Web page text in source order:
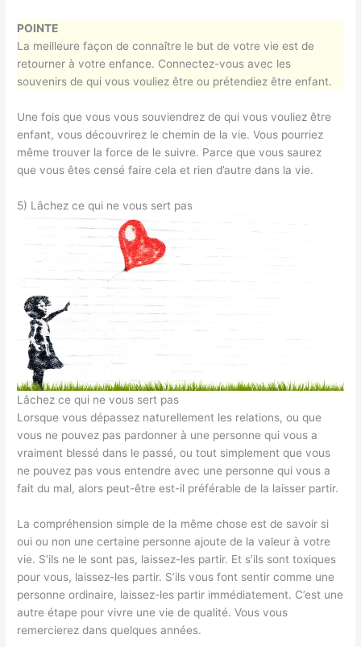
POINTE
La meilleure façon de connaître le but de votre vie est de
retourner à votre enfance. Connectez-vous avec les
souvenirs de qui vous vouliez être ou prétendiez être enfant.
Une fois que vous vous souviendrez de qui vous vouliez être
enfant, vous découvrirez le chemin de la vie. Vous pourriez
même trouver la force de le suivre. Parce que vous saurez
que vous êtes censé faire cela et rien d’autre dans la vie.
5) Lâchez ce qui ne vous sert pas
Lâchez ce qui ne vous sert pas
Lorsque vous dépassez naturellement les relations, ou que
vous ne pouvez pas pardonner à une personne qui vous a
vraiment blessé dans le passé, ou tout simplement que vous
ne pouvez pas vous entendre avec une personne qui vous a
fait du mal, alors peut-être est-il préférable de la laisser partir.
La compréhension simple de la même chose est de savoir si
oui ou non une certaine personne ajoute de la valeur à votre
vie. S’ils ne le sont pas, laissez-les partir. Et s’ils sont toxiques
pour vous, laissez-les partir. S’ils vous font sentir comme une
personne ordinaire, laissez-les partir immédiatement. C’est une
autre étape pour vivre une vie de qualité. Vous vous
remercierez dans quelques années.